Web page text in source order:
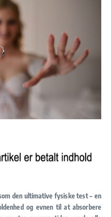
den ultimative fysiske test – en
og evnen til at absorbere